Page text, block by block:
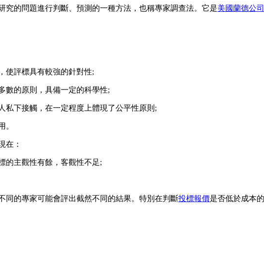
的問題進行判斷、預測的一種方法，也稱專家調查法。它是美國蘭德公司
評標具有較強的針對性;
的原則，具備一定的科學性;
私下接觸，在一定程度上體現了公平性原則;
在：
主觀性有餘，客觀性不足;
的專家可能會評出截然不同的結果。特別在判斷投標報價是否低於成本